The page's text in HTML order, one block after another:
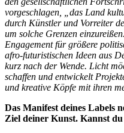
vorgeschlagen, „das Land
durch Künstler und Vorreiter
um solche Grenzen
Engagement für größere
afro-futuristischen Ideen aus
kurz nach der Wende. Licht
schaffen und entwickelt
und kreative Köpfe mit ihren
Das Manifest deines Labels
Ziel deiner Kunst. Kannst